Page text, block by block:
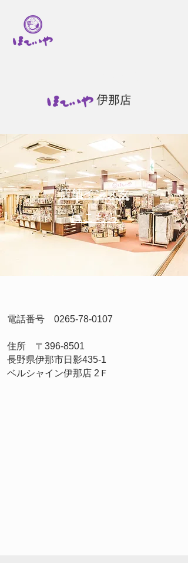
伊那店
​店舗インスタ
はこちら
電話番号 0265-78-0107
住所 〒396-8501
長野県伊那市日影435-1
ベルシャイン伊那店 2Ｆ